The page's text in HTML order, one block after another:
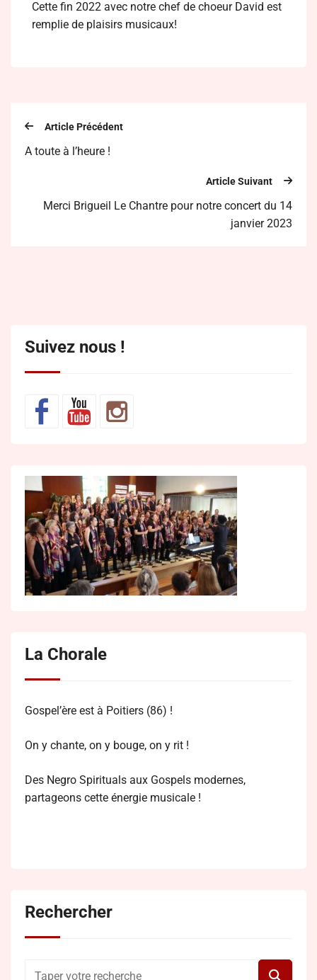
Cette fin 2022 avec notre chef de choeur David est
remplie de plaisirs musicaux!
Article Précédent
A toute à l’heure !
Article Suivant
Merci Brigueil Le Chantre pour notre concert du 14
janvier 2023
Suivez nous !
La Chorale
Gospel’ère est à Poitiers (86) !
On y chante, on y bouge, on y rit !
Des Negro Spirituals aux Gospels modernes,
partageons cette énergie musicale !
Rechercher